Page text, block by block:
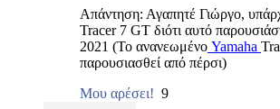
Απάντηση: Αγαπητέ Γιώργο,
Tracer 7 GT διότι αυτό
2021 (Το ανανεωμένο Yamaha
παρουσιασθεί από πέρσι)
Μου αρέσει! 9